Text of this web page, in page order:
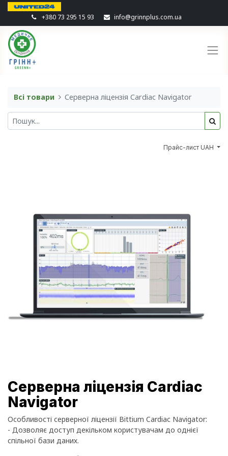
+380 73 295 15 93 info@grinnplus.com.ua
Всі товари Серверна ліцензія Cardiac Navigator
Прайс-лист UAH
Серверна ліцензія Cardiac
Navigator
Особливості серверної ліцензії Bittium Cardiac Navigator:
- Дозволяє доступ декільком користувачам до однієї
спільної бази даних.